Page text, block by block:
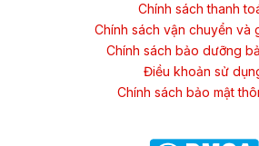
Chính sách thanh
Chính sách vận chuyển và
Chính sách bảo dưỡng
Điều khoản sử
Chính sách bảo mật